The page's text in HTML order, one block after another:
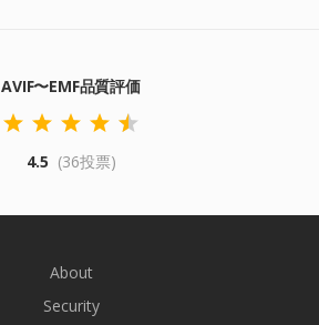
AVIF〜EMF品質評価
4.5 (36投票)
About
Security